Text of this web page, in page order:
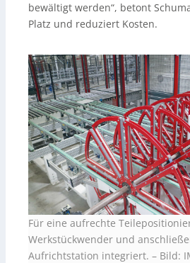
bewältigt werden“, betont
Platz und reduziert Kosten.
Für eine aufrechte
Werkstückwender und
Aufrichtstation integriert. – Bild: